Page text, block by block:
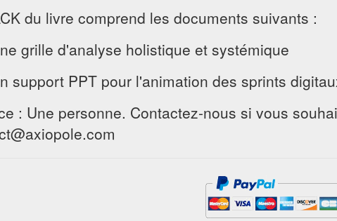
du livre comprend les documents suivants :
grille d'analyse holistique et systémique
support PPT pour l'animation des sprints
: Une personne. Contactez-nous si vous